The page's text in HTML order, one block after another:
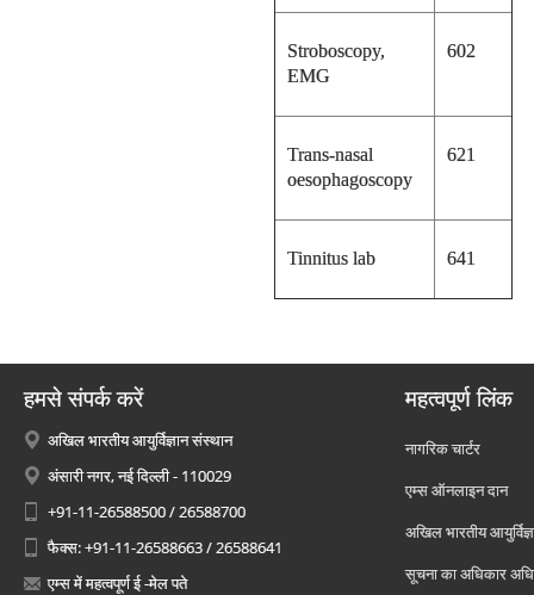
Stroboscopy,
EMG
602
Trans-nasal
oesophagoscopy
621
Tinnitus lab 641
हमसे संपर्क करें
अखिल भारतीय आयुर्विज्ञान संस्थान
अंसारी नगर, नई दिल्ली - 110029
+91-11-26588500 / 26588700
फैक्स: +91-11-26588663 / 26588641
एम्स में महत्वपूर्ण ई -मेल पते
महत्वपूर्ण लिंक
नागरिक चार्टर
एम्स ऑनलाइन दान
अखिल भारतीय
सूचना का अधिकार